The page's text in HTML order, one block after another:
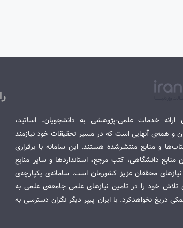
ارائه خدمات علمی-پژوهشی به دانشجویان، اساتید،
و همه‌ی آنهایی است که در مسیر تحقیقات خود نیازمند
و منابع منتشرشده هستند. این سامانه با برقراری
دانشگاهی، کتب مرجع، استانداردها و سایر منابع
محققان عزیز کشورمان است. سامانه‌ی یکپارچه‌ی
تلاش خود را در تامین نیازهای علمی جامعه‌ی علمی به
دریغ نخواهدکرد. با ایران پیپر دیگر نگران دسترسی به